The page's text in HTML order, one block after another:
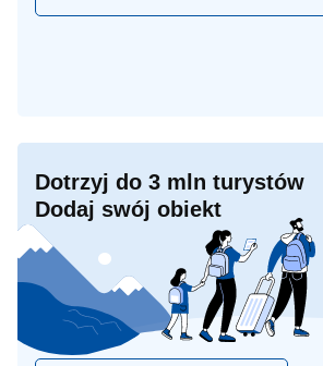
Dotrzyj do 3 mln turystów
Dodaj swój obiekt